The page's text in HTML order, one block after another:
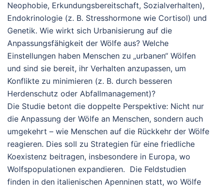
Neophobie, Erkundungsbereitschaft, Sozialverhalten),
Endokrinologie (z. B. Stresshormone wie Cortisol) und
Genetik. Wie wirkt sich Urbanisierung auf die
Anpassungsfähigkeit der Wölfe aus? Welche
Einstellungen haben Menschen zu „urbanen“ Wölfen
und sind sie bereit, ihr Verhalten anzupassen, um
Konflikte zu minimieren (z. B. durch besseren
Herdenschutz oder Abfallmanagement)?
Die Studie betont die doppelte Perspektive: Nicht nur
die Anpassung der Wölfe an Menschen, sondern auch
umgekehrt – wie Menschen auf die Rückkehr der Wölfe
reagieren. Dies soll zu Strategien für eine friedliche
Koexistenz beitragen, insbesondere in Europa, wo
Wolfspopulationen expandieren. Die Feldstudien
finden in den italienischen Apenninen statt, wo Wölfe